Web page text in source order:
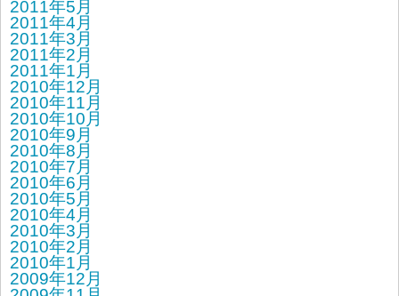
2011年5月
2011年4月
2011年3月
2011年2月
2011年1月
2010年12月
2010年11月
2010年10月
2010年9月
2010年8月
2010年7月
2010年6月
2010年5月
2010年4月
2010年3月
2010年2月
2010年1月
2009年12月